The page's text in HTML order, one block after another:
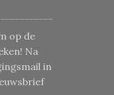
op de
Na
in